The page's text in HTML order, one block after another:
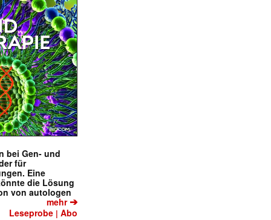
bei Gen- und
für
Eine
die Lösung
von autologen
mehr➔
Leseprobe |Abo